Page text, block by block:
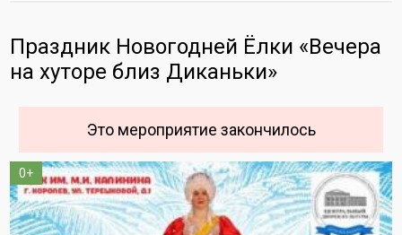
Праздник Новогодней Ёлки «Вечера
на хуторе близ Диканьки»
Это мероприятие закончилось
0+